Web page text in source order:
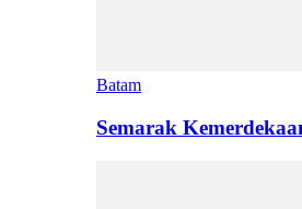
Batam
Semarak